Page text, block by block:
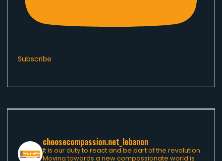
Subscribe
choosecompassion.net_lebanon
It is our duty to react and be part of the revolution.
Moving towards a new compassionate world is